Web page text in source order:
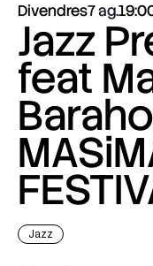
Divendres7 ag.
Jazz
feat
Jazz